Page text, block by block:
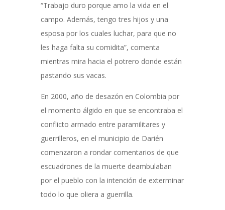
“Trabajo duro porque amo la vida en el
campo. Además, tengo tres hijos y una
esposa por los cuales luchar, para que no
les haga falta su comidita”, comenta
mientras mira hacia el potrero donde están
pastando sus vacas.
En 2000, año de desazón en Colombia por
el momento álgido en que se encontraba el
conflicto armado entre paramilitares y
guerrilleros, en el municipio de Darién
comenzaron a rondar comentarios de que
escuadrones de la muerte deambulaban
por el pueblo con la intención de exterminar
todo lo que oliera a guerrilla.